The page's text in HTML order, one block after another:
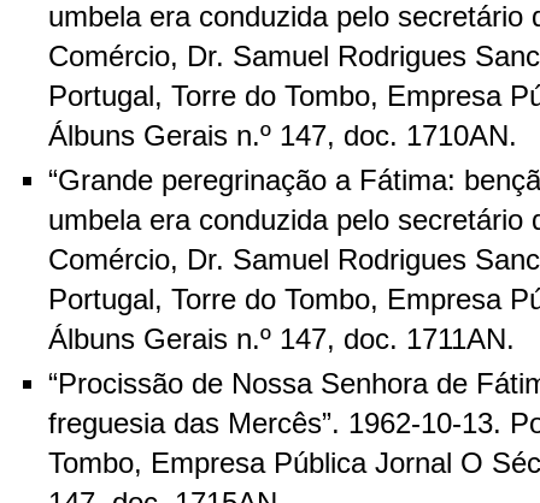
umbela era conduzida pelo secretário
Comércio, Dr. Samuel Rodrigues
Portugal, Torre do Tombo, Empresa
Álbuns Gerais n.º 147, doc. 1710AN.
“Grande peregrinação a Fátima:
umbela era conduzida pelo secretário
Comércio, Dr. Samuel Rodrigues
Portugal, Torre do Tombo, Empresa
Álbuns Gerais n.º 147, doc. 1711AN.
“Procissão de Nossa Senhora de
freguesia das Mercês”. 1962-10-13.
Tombo, Empresa Pública Jornal O